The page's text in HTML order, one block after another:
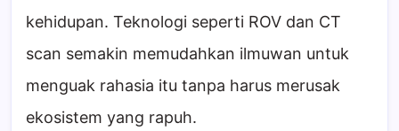
kehidupan. Teknologi seperti ROV dan CT
scan semakin memudahkan ilmuwan untuk
menguak rahasia itu tanpa harus merusak
ekosistem yang rapuh.